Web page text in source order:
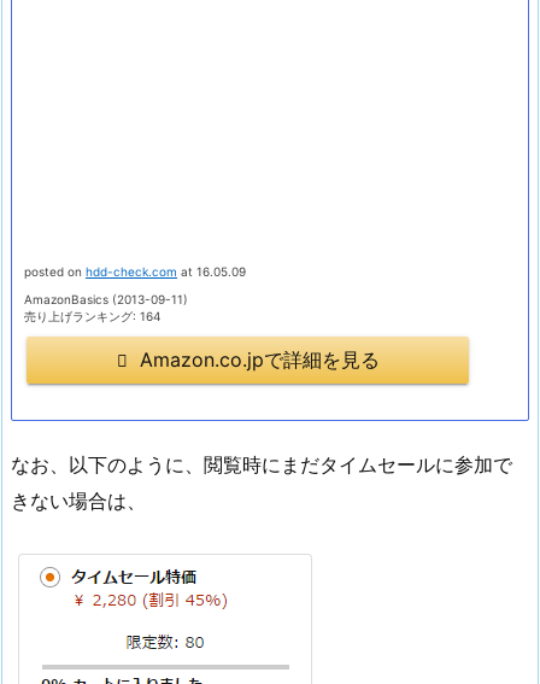
posted on hdd-check.com at 16.05.09
AmazonBasics (2013-09-11)
売り上げランキング: 164
Amazon.co.jpで詳細を見る
なお、以下のように、閲覧時にまだタイムセールに参加で
きない場合は、